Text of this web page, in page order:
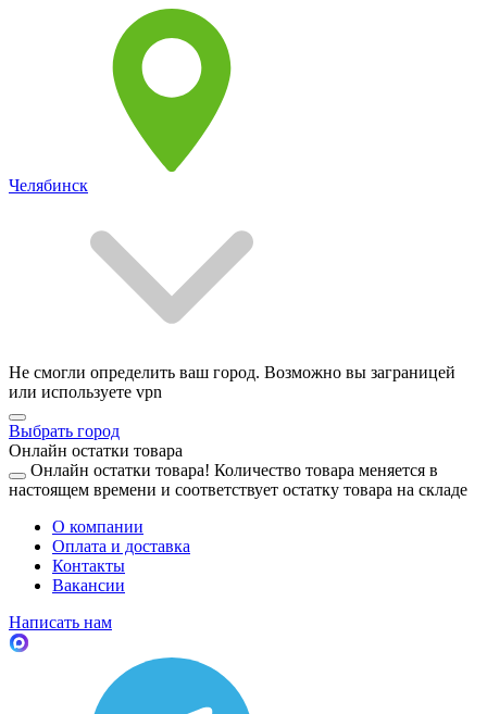
Челябинск
Не смогли определить ваш город. Возможно вы заграницей
или используете vpn
Выбрать город
Онлайн остатки товара
Онлайн остатки товара! Количество товара меняется в
настоящем времени и соответствует остатку товара на складе
О компании
Оплата и доставка
Контакты
Вакансии
Написать нам